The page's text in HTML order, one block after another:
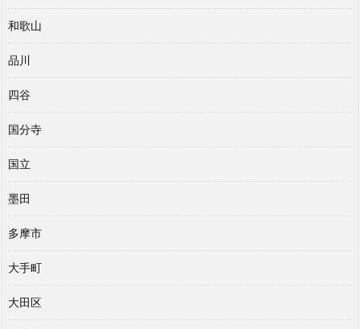
和歌山
品川
四谷
国分寺
国立
墨田
多摩市
大手町
大田区